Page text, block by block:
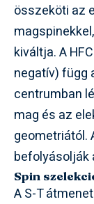
összeköti az
kiváltja. A
negatív) függ
centrumban
mag és az
geometriától.
befolyásolják
Spin
A S-T